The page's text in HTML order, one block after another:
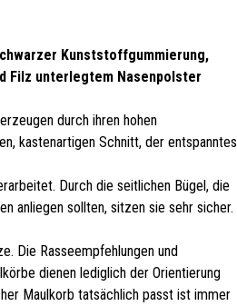
Kunststoffgummierung,
Filz unterlegtem Nasenpolster
durch ihren hohen
kastenartigen Schnitt, der entspanntes
Durch die seitlichen Bügel, die
anliegen sollten, sitzen sie sehr sicher.
Die Rasseempfehlungen und
dienen lediglich der Orientierung
Maulkorb tatsächlich passt ist immer